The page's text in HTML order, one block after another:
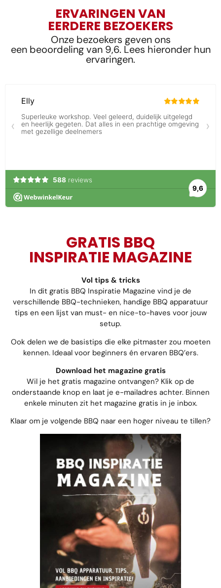
ERVARINGEN VAN
EERDERE BEZOEKERS
Onze bezoekers geven ons
een beoordeling van 9,6. Lees hieronder hun
ervaringen.
GRATIS BBQ
INSPIRATIE MAGAZINE
Vol tips & tricks
In dit gratis BBQ Inspiratie Magazine vind je de
verschillende BBQ-technieken, handige BBQ apparatuur
tips en een lijst van must- en nice-to-haves voor jouw
setup.
Ook delen we de basistips die elke pitmaster zou moeten
kennen. Ideaal voor beginners én ervaren BBQ’ers.
Download het magazine gratis
Wil je het gratis magazine ontvangen? Klik op de
onderstaande knop en laat je e-mailadres achter. Binnen
enkele minuten zit het magazine gratis in je inbox.
Klaar om je volgende BBQ naar een hoger niveau te tillen?